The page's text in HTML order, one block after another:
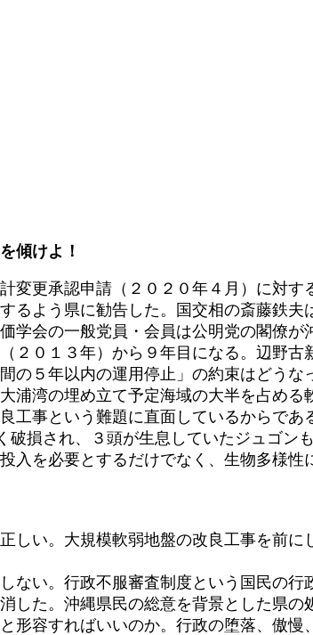
傾けよ！
更承認申請（２０２０年４月）に対す
るよう県に勧告した。国交相の斎藤鉄
学会の一般党員・会員は公明党の閣僚が
０１３年）から９年目になる。辺野古
の５年以内の運用停止」の約束はどう
湾の埋め立て予定海域の大半を占める
工事という難題に直面しているからであ
損され、３頭が生息していたジュゴン
入を必要とするだけでなく、生物多様性
い。大規模軟弱地盤の改良工事を前に
い。行政不服審査制度という国民の行
した。沖縄県民の総意を背景とした県
形容すればいいのか。行政の堕落、傲慢